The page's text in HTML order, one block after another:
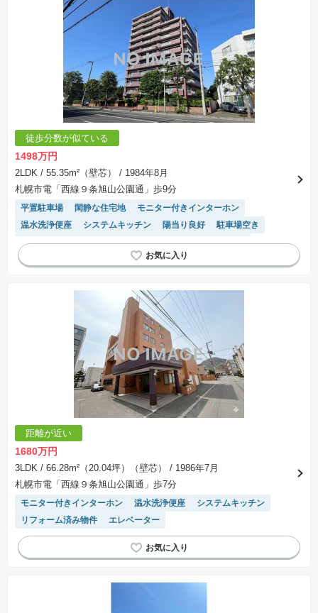
の一例であって、プランの採用可否は任意です。
※土地（建築条件なし）で「建物プラン例」が表記してある時、そのプラン例は特定の建築請
負会社によるもので、当該建築請負会社以外で建てた場合、同様のものが同価格で建てられる
とは限りません。また建築請負会社を特定するものではありません。
※建築条件付き土地とは、その土地に建築する建物の建築請負契約が、一定期間内に成立する
ことを条件として売買される土地のことをいいます。建築請負契約成立に向けて設計プランを
協議するため、土地購入者が自己の希望する建物の設計協議をするために必要な相当の期間の
交渉期間が設定され、その期間内で希望を満たすプランが実現できたかどうかにより結論を出
します。なお、この期間は概ね3ヶ月程度とされています。納得のいくプランが出来ず、建築請
負契約が成立しない場合、土地売買契約は白紙に戻り、土地契約にかかった代金（土地代金、
手付金など）は名目のいかんに関わらず、全て返却されます。
※課税対象物件の「価格」や「費用等」は消費税込みの「総額表示」で統一しています。
※「本体価格」とは、課税対象物件においては「消費税を除いた建物価格」と「土地価格」の
合計額を指します。
表示されておりません。
※取引にかかる費用：物件の契約手続き、決済、引き渡し時にかかる費用を表示しています。
不動産会社によって表記有無が異なるため、ご自身で十分な確認をしていただくようにお願い
いたします。
場合があります。
徒歩分数が似ている
1498万円
2LDK / 55.35m²（壁芯）
/ 1984年8月
札幌市電「西線９条旭山公園通」歩9分
平置駐車場 閑静な住宅地
モニター付きインターホン
温水洗浄便座
システムキッチン 陽当り良好
駐車場空き
リフォーム済み物件
駐車場(普通車)あり エレベーター
距離が近い
1680万円
3LDK / 66.28m²（20.04坪）（壁芯）
/ 1986年7月
札幌市電「西線９条旭山公園通」歩7分
モニター付きインターホン 温水洗浄便座
システムキッチン
リフォーム済み物件
エレベーター